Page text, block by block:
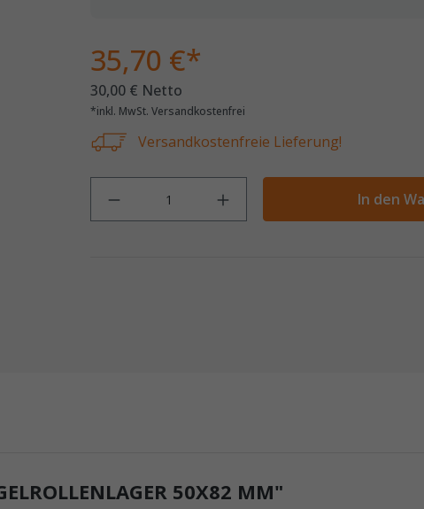
35,70 €*
30,00 € Netto
*inkl. MwSt. Versandkostenfrei
Versandkostenfreie Lieferung!
In den
50X82 MM"